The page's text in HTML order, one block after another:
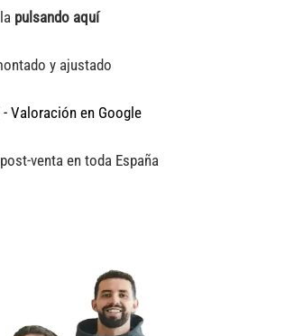
pulsando aquí
y ajustado
- Valoración en Google
venta en toda España